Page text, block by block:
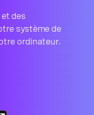
des
système de
ordinateur.